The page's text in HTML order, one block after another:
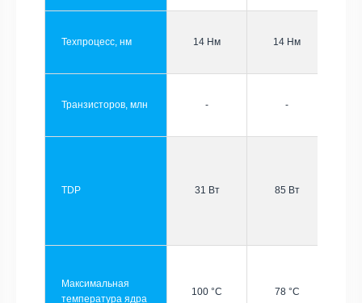
Техпроцесс, нм 14 Нм 14 Нм
Транзисторов, млн - -
TDP 31 Вт 85 Вт
Максимальная
температура ядра
100 °C 78 °C